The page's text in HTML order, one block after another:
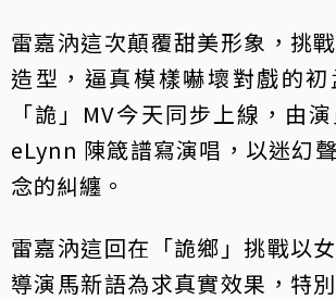
雷嘉汭這次顛覆甜美形象，挑戰
造型，逼真模樣嚇壞對戲的
「詭」MV今天同步上線，由
eLynn 陳箴譜寫演唱，以迷幻
念的糾纏。
雷嘉汭這回在「詭鄉」挑戰以
導演馬新語為求真實效果，特